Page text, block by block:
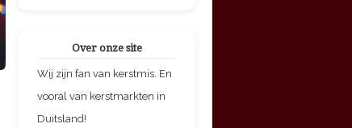
Over onze site
Wij zijn fan van kerstmis. En
vooral van kerstmarkten in
Duitsland!